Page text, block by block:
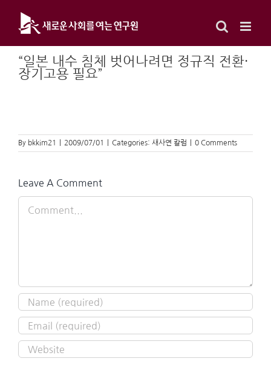
content
“일본 내수 침체 벗어나려면 정규직 전환·
장기고용 필요”
By bkkim21 2009/07/01 Categories: 새사연 칼럼 0 Comments
Leave A Comment